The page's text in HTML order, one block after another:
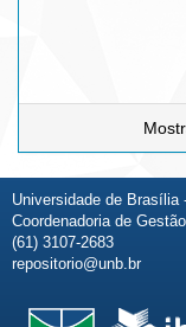
Universidade de Brasília
Coordenadoria de
(61) 3107-2683
repositorio@unb.br